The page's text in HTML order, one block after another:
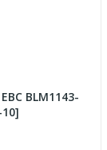
BLM1143-